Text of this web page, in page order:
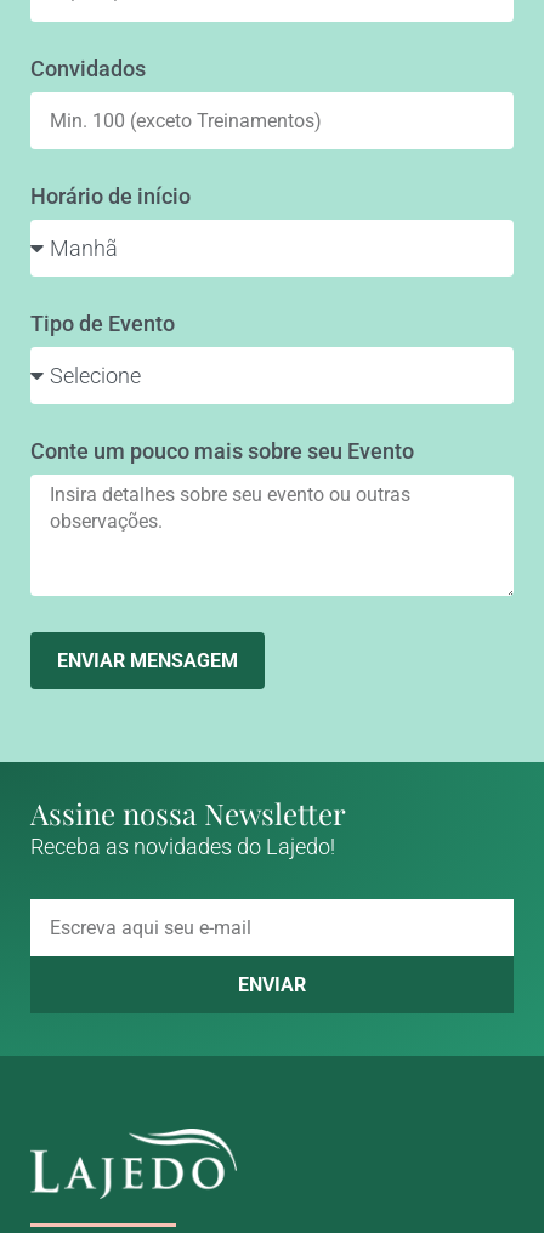
Convidados
Horário de início
Tipo de Evento
Conte um pouco mais sobre seu Evento
ENVIAR MENSAGEM
Assine nossa Newsletter
Receba as novidades do Lajedo!
ENVIAR